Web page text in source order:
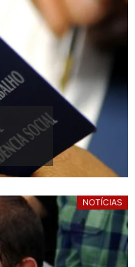
NOTÍCIAS